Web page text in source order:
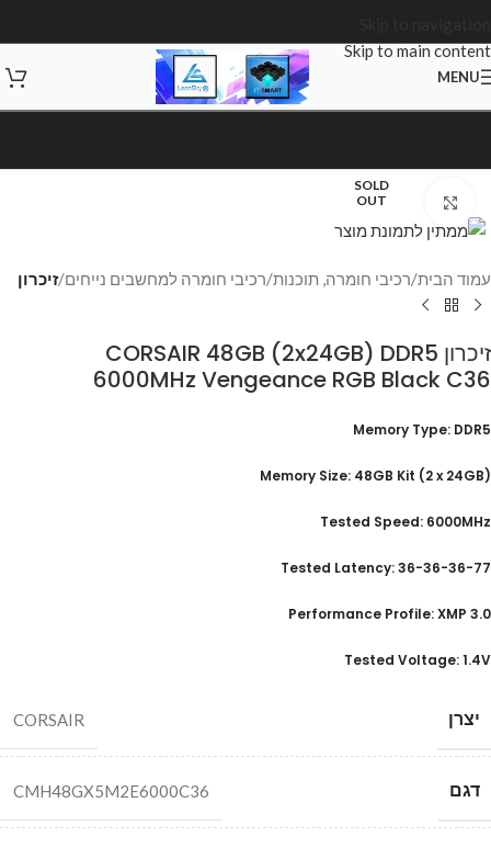
Skip to main content
MENU
SOLD
OUT
Click to enlarge
עמוד הבית רכיבי חומרה, תוכנות רכיבי חומרה למחשבים נייחים זיכרון
זיכרון CORSAIR 48GB (2x24GB) DDR5
6000MHz Vengeance RGB Black C36
Memory Type: DDR5
(Memory Size: 48GB Kit (2 x 24GB
Tested Speed: 6000MHz
Tested Latency: 36-36-36-77
Performance Profile: XMP 3.0
Tested Voltage: 1.4V
יצרן CORSAIR
דגם CMH48GX5M2E6000C36